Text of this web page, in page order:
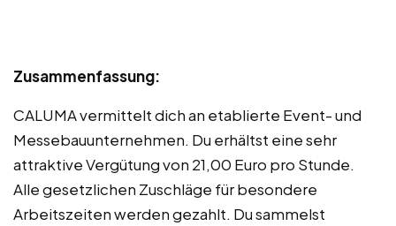
Zusammenfassung:
CALUMA vermittelt dich an etablierte Event- und
Messebauunternehmen. Du erhältst eine sehr
attraktive Vergütung von 21,00 Euro pro Stunde.
Alle gesetzlichen Zuschläge für besondere
Arbeitszeiten werden gezahlt. Du sammelst